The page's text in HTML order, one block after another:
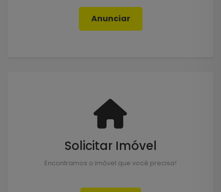
Anunciar
Solicitar Imóvel
Encontramos o imóvel que você precisa!